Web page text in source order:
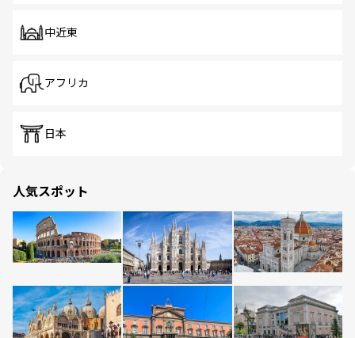
中近東
アフリカ
日本
人気スポット